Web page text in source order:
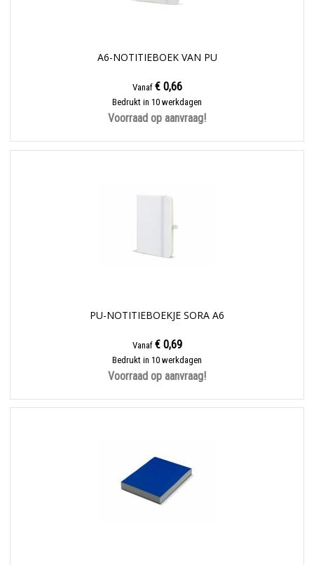
A6-NOTITIEBOEK VAN PU
Vanaf € 0,66
Bedrukt in 10 werkdagen
Voorraad op aanvraag!
PU-NOTITIEBOEKJE SORA A6
Vanaf € 0,69
Bedrukt in 10 werkdagen
Voorraad op aanvraag!